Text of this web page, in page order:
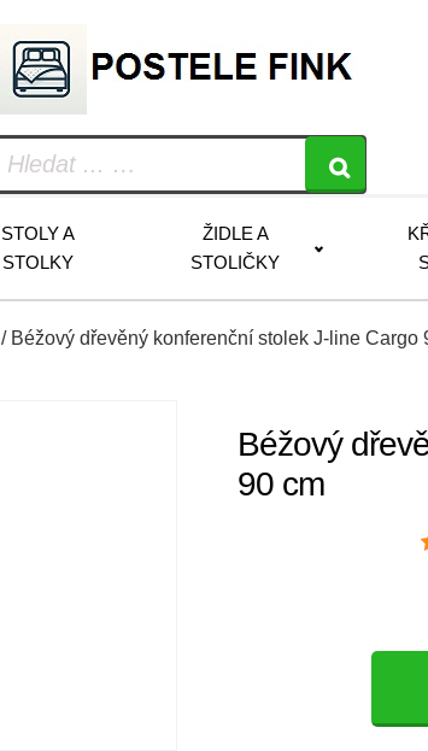
STOLY A
STOLKY
ŽIDLE A
STOLIČKY
/ Béžový dřevěný konferenční stolek J-line Cargo
Béžový
90 cm